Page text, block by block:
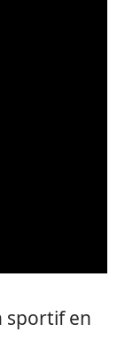
sportif en